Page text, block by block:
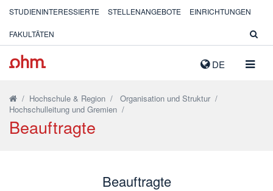
DE
STUDIENINTERESSIERTE STELLENANGEBOTE EINRICHTUNGEN
FAKULTÄTEN
/ Hochschule & Region / Organisation und Struktur /
Hochschulleitung und Gremien /
Beauftragte
Beauftragte